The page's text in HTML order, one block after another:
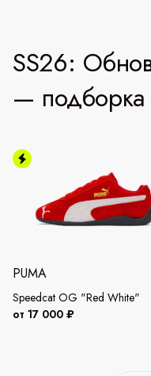
SS26:
—
PUMA
Speedcat OG "Red White"
от 17 000 ₽